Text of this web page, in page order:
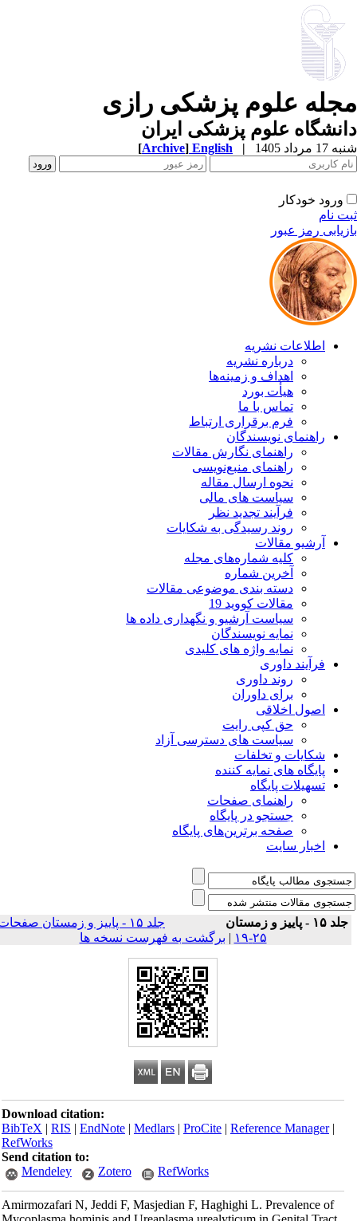
علوم پزشکی رازی
علوم پزشکی ایران
مرداد 1405 |
English
[Archive]
ورود خودکار
نام
رمز عبور
اطلاعات نشریه
درباره نشریه
اهداف و زمینه‌ها
هیأت بورد
تماس با ما
فرم برقراری ارتباط
راهنمای نویسندگان
راهنمای نگارش مقالات
راهنمای منبع‌نویسی
نحوه ارسال مقاله
سیاست های مالی
فرآیند تجدید نظر
روند رسیدگی به شکایات
آرشیو مقالات
کلیه شماره‌های مجله
آخرین شماره
دسته بندی موضوعی مقالات
مقالات کووید 19
سیاست آرشیو و نگهداری داده ها
نمایه نویسندگان
نمایه واژه های کلیدی
فرآیند داوری
روند داوری
برای داوران
اصول اخلاقی
حق کپی رایت
سیاست های دسترسی آزاد
شکایات و تخلفات
پایگاه های نمایه کننده
تسهیلات پایگاه
راهنمای صفحات
جستجو در پایگاه
صفحه برترین‌های پایگاه
اخبار سایت
جلد ۱۵ - پاییز و زمستان
جلد ۱۵ - پاییز و زمستان صفحات
۲۵-۱۹
| برگشت به فهرست نسخه ها
Download citation:
BibTeX|RIS|EndNote|Medlars|ProCite|Reference Manager
RefWorks
Send citation to:
Mendeley
Zotero RefWorks
Amirmozafari N, Jeddi F, Masjedian F, Haghighi L. Prevalence of